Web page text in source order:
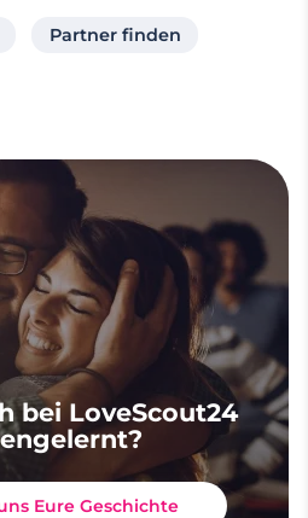
Partner finden
bei LoveScout24
Eure Geschichte